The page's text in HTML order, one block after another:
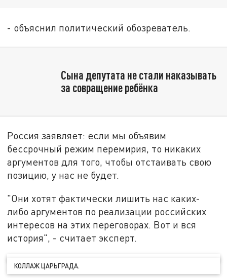
- объяснил политический обозреватель.
Сына депутата не стали наказывать
за совращение ребёнка
Россия заявляет: если мы объявим
бессрочный режим перемирия, то никаких
аргументов для того, чтобы отстаивать свою
позицию, у нас не будет.
"Они хотят фактически лишить нас каких-
либо аргументов по реализации российских
интересов на этих переговорах. Вот и вся
история", - считает эксперт.
КОЛЛАЖ ЦАРЬГРАДА.